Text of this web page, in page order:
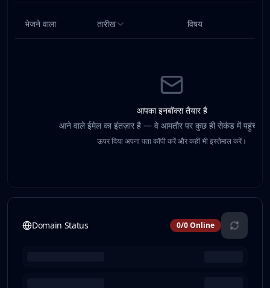
भेजने वाला तारीख विषय
आपका इनबॉक्स तैयार है
आने वाले ईमेल का इंतज़ार है — वे आमतौर पर कुछ ही सेकंड में पहुंच
ऊपर दिया अपना पता कॉपी करें और कहीं भी इस्तेमाल करें।
Domain Status 0/0Online